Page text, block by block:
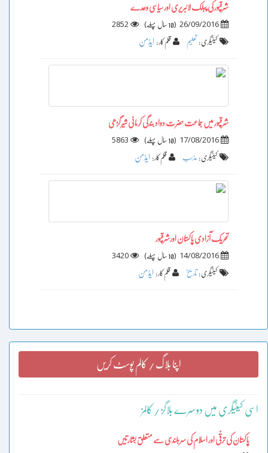
شرقپور کی پبلک لائبریری اور سیاسی وعدے
26/09/2016
(10 سال پہلے )
2852
کیٹیگری : تعلیم قلم کار : ایڈمن
شرقپور میں جماعت حضرت دواد بندگی کرمانی شیرگڑھی
17/08/2016
(10 سال پہلے )
5863
کیٹیگری : مذہب قلم کار : ایڈمن
تحریک آزادی پاکستان اورشرقپور
14/08/2016
(10 سال پہلے )
3420
کیٹیگری : تاریخ قلم کار : ایڈمن
اپنا بلاگ / کالم پوسٹ کریں
اسی کیٹیگری میں دوسرے بلاگز / کالمز
پاکستان کی ترقّی اور اسلام کی سربلندی سے متعلق بشارتیں